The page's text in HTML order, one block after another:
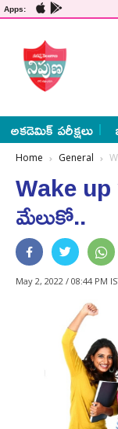
Apps:
అకడెమిక్ పరీక్షలు
Home General
Wake
మేలుకో..
May 2, 2022 / 08:44 PM